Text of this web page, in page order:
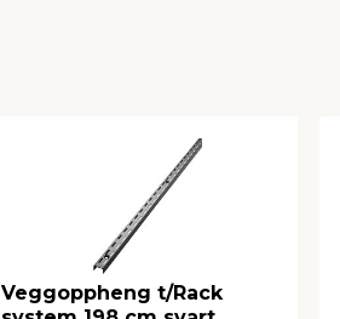
Veggoppheng t/Rack